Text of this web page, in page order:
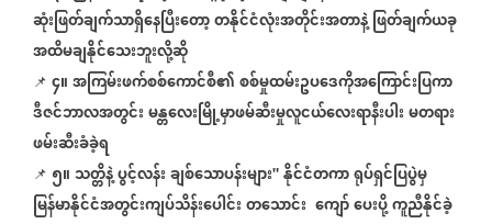
ဆုံးဖြတ်ချက်သာရှိနေပြီးတော့တနိုင်ငံလုံးအတိုင်းအတာနဲ့ဖြတ်ချက်ယခု
အထိမချနိုင်သေးဘူးလို့ဆို
📌 ၄။အကြမ်းဖက်စစ်ကောင်စီ၏စစ်မှုထမ်းဥပဒေကိုအကြောင်းပြကာ
ဒီဇင်ဘာလအတွင်းမန္တလေးမြို့မှာဖမ်ဆီးမှုလူငယ်လေးရာနီးပါးမတရား
ဖမ်းဆီးခံခဲ့ရ
📌 ၅။သတ္တိနဲ့ပွင့်လန်းချစ်သောပန်းများ" နိုင်ငံတကာရုပ်ရှင်ပြပွဲမှ
မြန်မာနိုင်ငံအတွင်းကျပ်သိန်းပေါင်းတသောင်း ကျော်ပေးပို့ကူညီနိုင်ခဲ့